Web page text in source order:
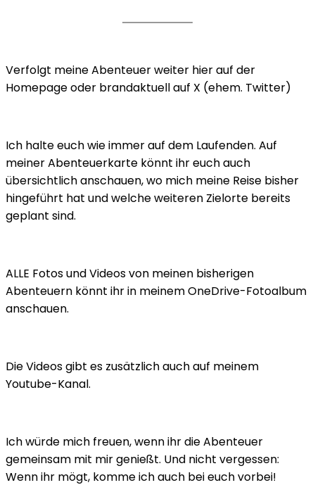
Verfolgt meine Abenteuer weiter hier auf der
Homepage oder brandaktuell auf X (ehem. Twitter)
Ich halte euch wie immer auf dem Laufenden. Auf
meiner Abenteuerkarte könnt ihr euch auch
übersichtlich anschauen, wo mich meine Reise bisher
hingeführt hat und welche weiteren Zielorte bereits
geplant sind.
ALLE Fotos und Videos von meinen bisherigen
Abenteuern könnt ihr in meinem OneDrive-Fotoalbum
anschauen.
Die Videos gibt es zusätzlich auch auf meinem
Youtube-Kanal.
Ich würde mich freuen, wenn ihr die Abenteuer
gemeinsam mit mir genießt. Und nicht vergessen:
Wenn ihr mögt, komme ich auch bei euch vorbei!